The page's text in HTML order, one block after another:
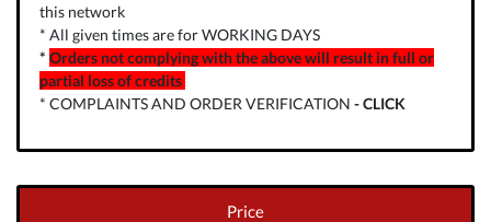
this network
* All given times are for WORKING DAYS
* Orders not complying with the above will result in full or
partial loss of credits
* COMPLAINTS AND ORDER VERIFICATION -CLICK
Price